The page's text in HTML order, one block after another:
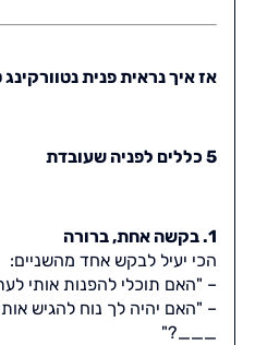
אז איך נראית פנית
5 כללים לפניה שעובדת
1. בקשה אחת, ברורה
הכי יעיל לבקש אחד מהשניים:
– "האם תוכלי להפנות אותי
– "האם יהיה לך נוח להגיש
___?"